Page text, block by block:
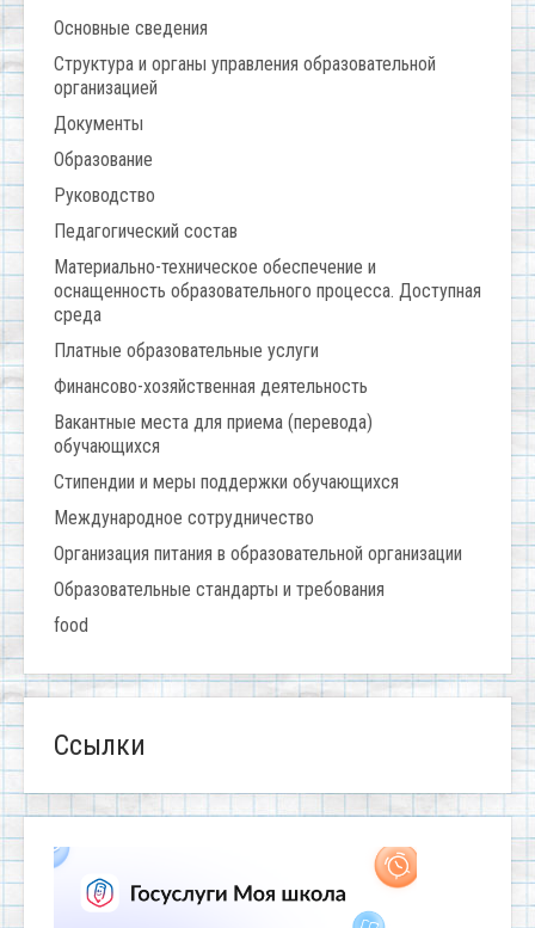
Основные сведения
Структура и органы управления образовательной
организацией
Документы
Образование
Руководство
Педагогический состав
Материально-техническое обеспечение и
оснащенность образовательного процесса. Доступная
среда
Платные образовательные услуги
Финансово-хозяйственная деятельность
Вакантные места для приема (перевода)
обучающихся
Стипендии и меры поддержки обучающихся
Международное сотрудничество
Организация питания в образовательной организации
Образовательные стандарты и требования
food
Ссылки